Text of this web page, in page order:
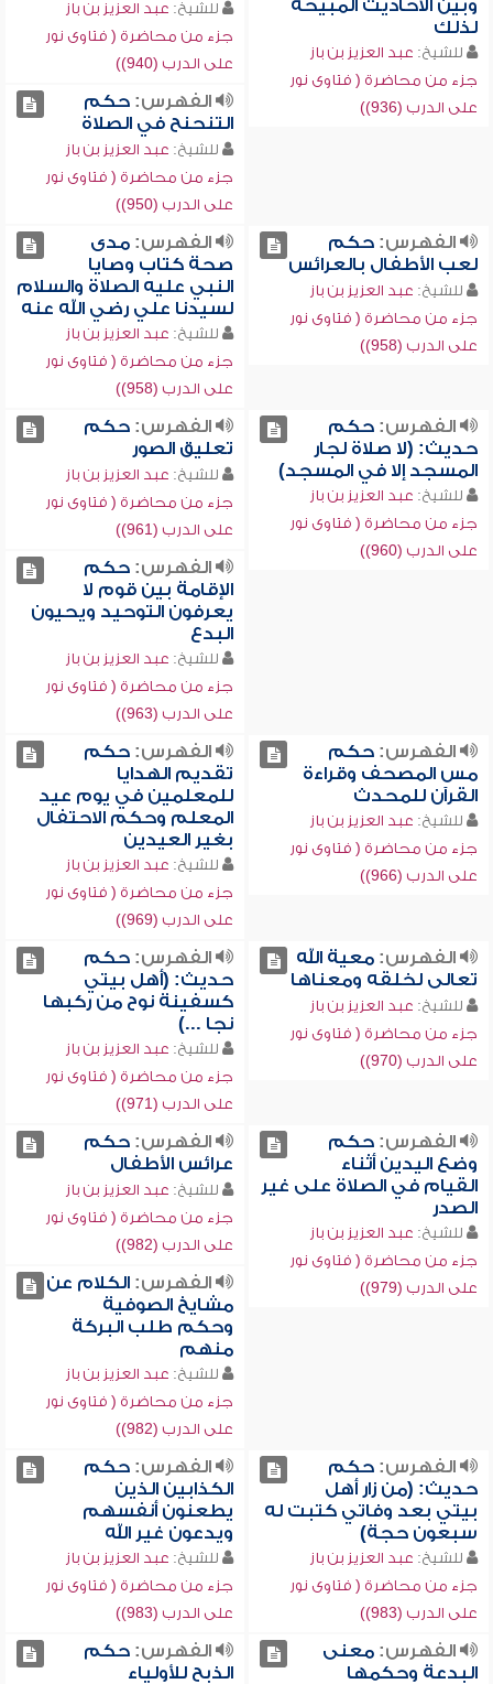
وبين الأحاديث المبيحة
لذلك
للشيخ: عبد العزيز بن باز
جزء من محاضرة ( فتاوى نور
على الدرب (936))
للشيخ: عبد العزيز بن باز
جزء من محاضرة ( فتاوى نور
على الدرب (940))
الفهرس:حكم
التنحنح في الصلاة
للشيخ: عبد العزيز بن باز
جزء من محاضرة ( فتاوى نور
على الدرب (950))
الفهرس:حكم
لعب الأطفال بالعرائس
للشيخ: عبد العزيز بن باز
جزء من محاضرة ( فتاوى نور
على الدرب (958))
الفهرس:مدى
صحة كتاب وصايا
النبي عليه الصلاة والسلام
لسيدنا علي رضي الله عنه
للشيخ: عبد العزيز بن باز
جزء من محاضرة ( فتاوى نور
على الدرب (958))
الفهرس:حكم
حديث: (لا صلاة لجار
المسجد إلا في المسجد)
للشيخ: عبد العزيز بن باز
جزء من محاضرة ( فتاوى نور
على الدرب (960))
الفهرس:حكم
تعليق الصور
للشيخ: عبد العزيز بن باز
جزء من محاضرة ( فتاوى نور
على الدرب (961))
الفهرس:حكم
الإقامة بين قوم لا
يعرفون التوحيد ويحيون
البدع
للشيخ: عبد العزيز بن باز
جزء من محاضرة ( فتاوى نور
على الدرب (963))
الفهرس:حكم
مس المصحف وقراءة
القرآن للمحدث
للشيخ: عبد العزيز بن باز
جزء من محاضرة ( فتاوى نور
على الدرب (966))
الفهرس:حكم
تقديم الهدايا
للمعلمين في يوم عيد
المعلم وحكم الاحتفال
بغير العيدين
للشيخ: عبد العزيز بن باز
جزء من محاضرة ( فتاوى نور
على الدرب (969))
الفهرس:معية الله
تعالى لخلقه ومعناها
للشيخ: عبد العزيز بن باز
جزء من محاضرة ( فتاوى نور
على الدرب (970))
الفهرس:حكم
حديث: (أهل بيتي
كسفينة نوح من ركبها
نجا ...)
للشيخ: عبد العزيز بن باز
جزء من محاضرة ( فتاوى نور
على الدرب (971))
الفهرس:حكم
وضع اليدين أثناء
القيام في الصلاة على غير
الصدر
للشيخ: عبد العزيز بن باز
جزء من محاضرة ( فتاوى نور
على الدرب (979))
الفهرس:حكم
عرائس الأطفال
للشيخ: عبد العزيز بن باز
جزء من محاضرة ( فتاوى نور
على الدرب (982))
الفهرس:الكلام عن
مشايخ الصوفية
وحكم طلب البركة
منهم
للشيخ: عبد العزيز بن باز
جزء من محاضرة ( فتاوى نور
على الدرب (982))
الفهرس:حكم
حديث: (من زار أهل
بيتي بعد وفاتي كتبت له
سبعون حجة)
للشيخ: عبد العزيز بن باز
جزء من محاضرة ( فتاوى نور
على الدرب (983))
الفهرس:حكم
الكذابين الذين
يطعنون أنفسهم
ويدعون غير الله
للشيخ: عبد العزيز بن باز
جزء من محاضرة ( فتاوى نور
على الدرب (983))
الفهرس:معنى
البدعة وحكمها
الفهرس:حكم
الذبح للأولياء